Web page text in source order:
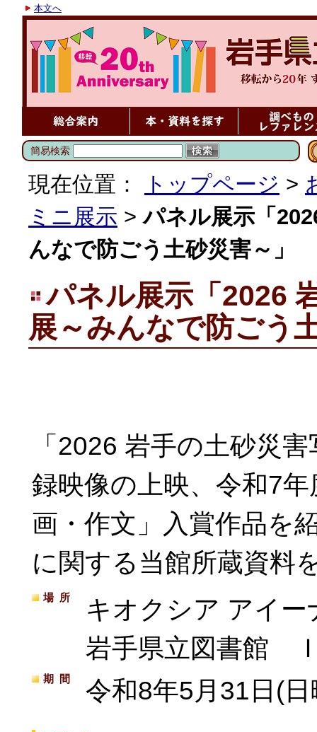
本文へ
簡易検索
現在位置： トップページ >
ミニ展示 >パネル展示「
んなで防ごう土砂災害～」
パネル展示「2026
展～みんなで防ごう
「2026 岩手の土砂災
録映像の上映、令和7
画・作文」入賞作品を
に関する当館所蔵資料
場所
キオクシア アイー
岩手県立図書館
期間 令和8年5月31日(